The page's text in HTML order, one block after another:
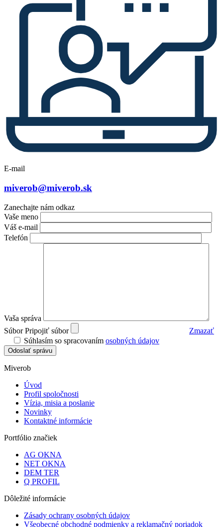
E-mail
miverob@miverob.sk
Zanechajte nám odkaz
Vaše meno
Váš e-mail
Telefón
Vaša správa
SúborPripojiť súbor
Zmazať
Súhlasím so spracovaním osobných údajov
Odoslať správu
Miverob
Úvod
Profil spoločnosti
Vízia, misia a poslanie
Novinky
Kontaktné informácie
Portfólio značiek
AG OKNA
NET OKNA
DEM TER
Q PROFIL
Dôležité informácie
Zásady ochrany osobných údajov
Všeobecné obchodné podmienky a reklamačný poriadok